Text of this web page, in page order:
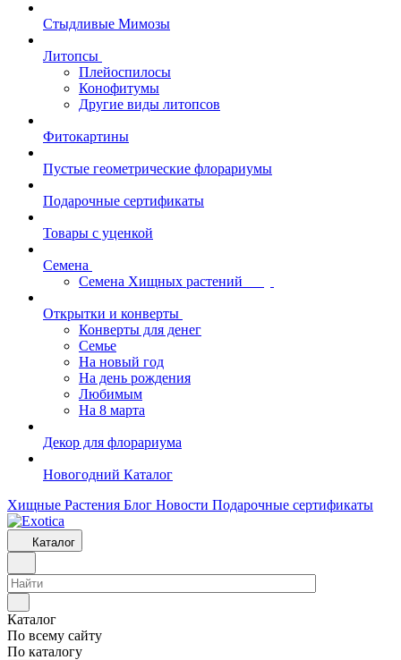
Стыдливые Мимозы
Литопсы
Плейоспилосы
Конофитумы
Другие виды литопсов
Фитокартины
Пустые геометрические флорариумы
Подарочные сертификаты
Товары с уценкой
Семена
Семена Хищных растений
Открытки и конверты
Конверты для денег
Семье
На новый год
На день рождения
Любимым
На 8 марта
Декор для флорариума
Новогодний Каталог
Хищные Растения Блог Новости Подарочные сертификаты
Каталог
Каталог
По всему сайту
По каталогу